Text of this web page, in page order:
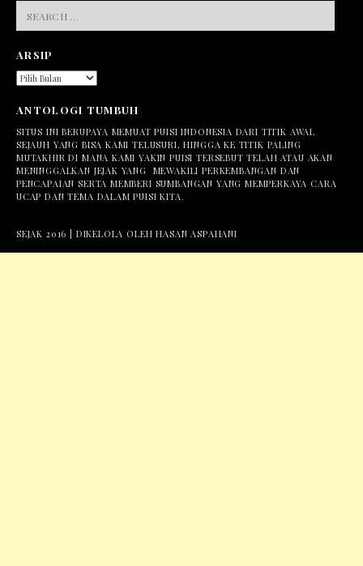
FOR:
ARSIP
ARSIP
ANTOLOGI TUMBUH
SITUS INI BERUPAYA MEMUAT PUISI INDONESIA DARI TITIK AWAL
SEJAUH YANG BISA KAMI TELUSURI, HINGGA KE TITIK PALING
MUTAKHIR DI MANA KAMI YAKIN PUISI TERSEBUT TELAH ATAU AKAN
MENINGGALKAN JEJAK YANG MEWAKILI PERKEMBANGAN DAN
PENCAPAIAN SERTA MEMBERI SUMBANGAN YANG MEMPERKAYA CARA
UCAP DAN TEMA DALAM PUISI KITA.
SEJAK 2016 | DIKELOLA OLEH HASAN ASPAHANI